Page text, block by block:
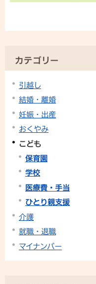
カテゴリー
引越し
結婚・離婚
妊娠・出産
おくやみ
こども
保育園
学校
医療費・手当
ひとり親支援
介護
就職・退職
マイナンバー